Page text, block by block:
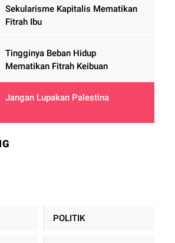
Sekularisme Kapitalis Mematikan
Fitrah Ibu
Tingginya Beban Hidup
Mematikan Fitrah Keibuan
Jangan Lupakan Palestina
POLITIK